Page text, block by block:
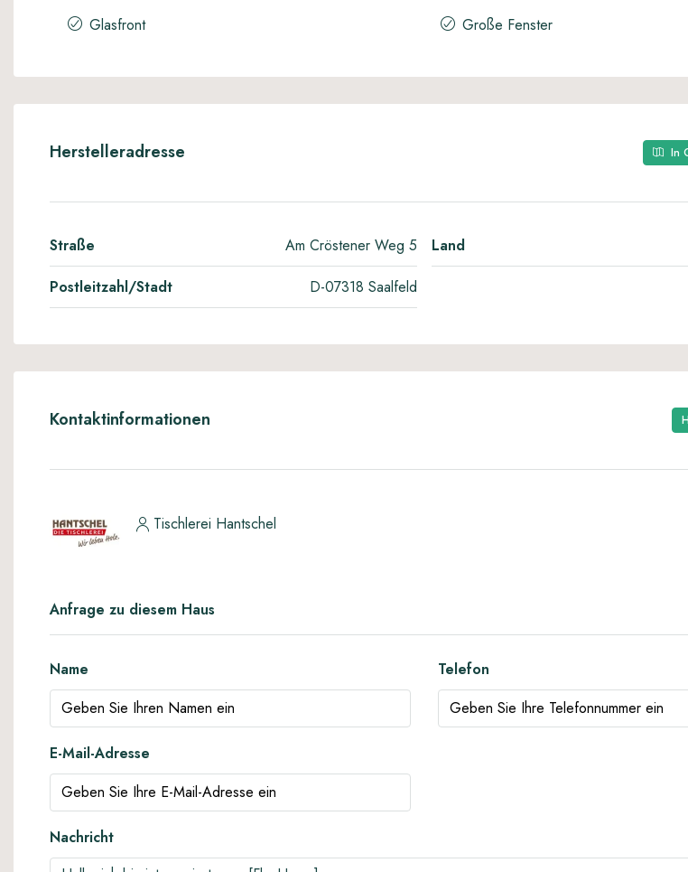
Glasfront
Große Fenster
Herstelleradresse In
Straße
Am Cröstener Weg 5
Postleitzahl/Stadt
D-07318 Saalfeld
Land
Kontaktinformationen
Tischlerei Hantschel
Anfrage zu diesem Haus
Name Telefon
E-Mail-Adresse
Nachricht